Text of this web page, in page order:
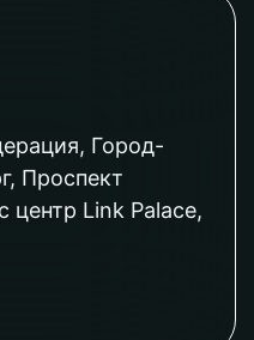
Город-
Проспект
центр Link Palace,